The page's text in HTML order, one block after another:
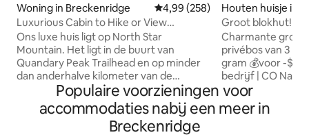
Woning in Breckenridge Gemiddelde beoordeling van
4,99 (258)
Luxurious Cabin to Hike or View
Quandary Peak
Ons luxe huis ligt op North Star
Mountain. Het ligt in de buurt van
Quandary Peak Trailhead en op minder
dan anderhalve kilometer van de
Hoosier Pass, op slechts een steenworp
afstand van de wandeling. Sereniteit op
zijn best met alle comfort die je kunt
verwachten! En ja... we hebben een
Houten huisje in
Groot blokhut!
en 10 minuten
Charmante grote
privébos van 3 hectare! Volg
gram 💰voor -$ 40
bedrijf | CO
Airbnb
✔️10 minuten
brouwerij,
Populaire voorzieningen voor
accommodaties nabij een meer in
Breckenridge